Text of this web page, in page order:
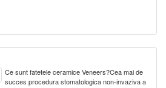
Ce sunt fatetele ceramice Veneers?Cea mai de
succes procedura stomatologica non-invaziva a